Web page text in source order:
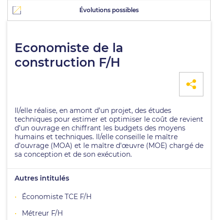
Évolutions possibles
Economiste de la
construction F/H
Il/elle réalise, en amont d’un projet, des études
techniques pour estimer et optimiser le coût de revient
d’un ouvrage en chiffrant les budgets des moyens
humains et techniques. Il/elle conseille le maître
d’ouvrage (MOA) et le maître d'œuvre (MOE) chargé de
sa conception et de son exécution.
Autres intitulés
Économiste TCE F/H
Métreur F/H